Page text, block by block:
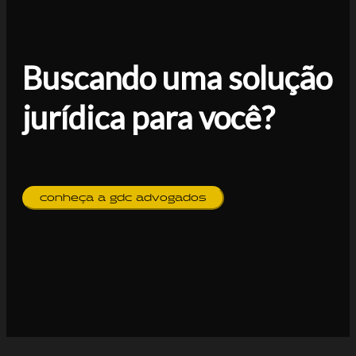
Buscando uma solução
jurídica para você?
conheça a gdc advogados